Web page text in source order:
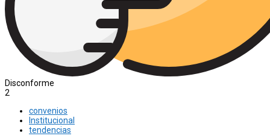
Disconforme
2
convenios
Institucional
tendencias